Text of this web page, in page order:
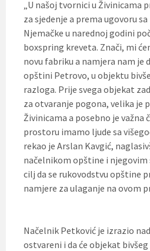
„U našoj tvornici u Živinicama
za sjedenje a prema ugovoru
Njemačke u narednoj godini
boxspring kreveta. Znači, mi
novu fabriku a namjera nam je
opštini Petrovo, u objektu
razloga. Prije svega objekat
za otvaranje pogona, velika je
Živinicama a posebno je važna
prostoru imamo ljude sa
rekao je Arslan Kavgić,
načelnikom opštine i njegovim
cilj da se rukovodstvu opštine
namjere za ulaganje na ovom
Načelnik Petković je izrazio
ostvareni i da će objekat